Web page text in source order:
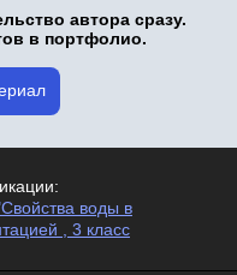
автора сразу.
в портфолио.
воды в
, 3 класс